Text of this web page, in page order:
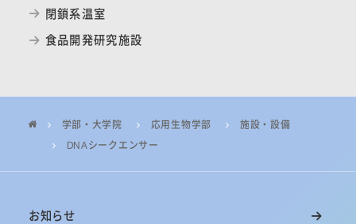
閉鎖系温室
食品開発研究施設
学部・大学院 応用生物学部
施設・設備
DNAシークエンサー
お知らせ